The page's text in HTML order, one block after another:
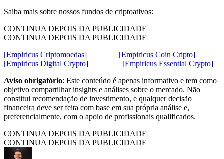
Saiba mais sobre nossos fundos de criptoativos:
CONTINUA DEPOIS DA PUBLICIDADE
CONTINUA DEPOIS DA PUBLICIDADE
[Empiricus Criptomoedas]
[Empiricus Coin Cripto]
[Empiricus Digital Crypto]
[Empiricus Essential Crypto]
Aviso obrigatório: Este conteúdo é apenas informativo e tem como
objetivo compartilhar insights e análises sobre o mercado. Não
constitui recomendação de investimento, e qualquer decisão
financeira deve ser feita com base em sua própria análise e,
preferencialmente, com o apoio de profissionais qualificados.
CONTINUA DEPOIS DA PUBLICIDADE
CONTINUA DEPOIS DA PUBLICIDADE